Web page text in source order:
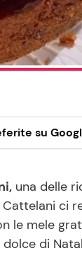
su
una delle
Cattelani ci
le mele
di